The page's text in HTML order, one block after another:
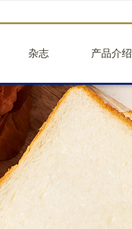
杂志
品牌故事
品牌视频
核心业务
关于贝甜
人事招聘
产品介绍
企业团购
蛋糕图册
面包
大蛋糕
小蛋糕
礼盒
饮品